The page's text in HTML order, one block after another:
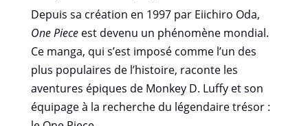
Depuis sa création en 1997 par Eiichiro Oda,
One Pieceest devenu un phénomène mondial.
Ce manga, qui s’est imposé comme l’un des
plus populaires de l’histoire, raconte les
aventures épiques de Monkey D. Luffy et son
équipage à la recherche du légendaire trésor :